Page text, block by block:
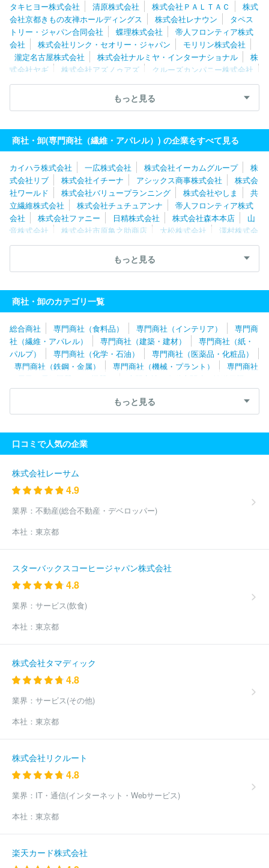
タキヒヨー株式会社 清原株式会社 株式会社ＰＡＬＴＡＣ
株式
会社京都きもの友禅ホールディングス
株式会社レナウン
タペス
トリー・ジャパン合同会社
蝶理株式会社
帝人フロンティア株式
会社
株式会社リンク・セオリー・ジャパン
モリリン株式会社
瀧定名古屋株式会社
株式会社ナルミヤ・インターナショナル
株
式会社ヤギ
株式会社アズノゥアズ
クルーズカンパニー株式会社
株式会社ＷＳＰ
八木兵株式会社 株式会社ナイガイ
リッツジ
丸眞株式会社 パシバ株式会社
クロスプラス株
式会社
メール
株式会社アラ 有限会社コスミックインフォリンク
株式
会社ハヤシゴ
もっと見る
商社・卸(専門商社（繊維・アパレル）) の企業をすべて見る
カイハラ株式会社 一広株式会社 株式会社イーカムグループ
株
式会社リブ
株式会社イチーナ アシックス商事株式会社
株式会
社ワールド
株式会社バリュープランニング 株式会社やしま
共
立繊維株式会社
株式会社チュチュアンナ
帝人フロンティア株式
会社
株式会社ファニー 日精株式会社 株式会社森本本店
山
音株式会社
株式会社市原亀之助商店 大松株式会社
澤村株式会
社
株式会社クラボウインターナショナル 京商株式会社
マルカ
株式会社ハヤシゴ
株式会社アスデ
ィック
リリン株式会社
株式会社ＷＳＰ 株式会社元廣
八木兵株式会
社
株式会社サンウェル
株式会社
瀧定名古屋株式会社
株式会社ＢＭホールディングス
パシバ株式会社
タビオ株式会社 丸眞株式会社
株式会社ヤ
ギ
株式会社ＰＡＬＴＡＣ 前多株式会社 ウライ株式会社
瀧
本株式会社
清原株式会社 クロスプラス株式会社
タキヒヨー株
タペストリー・ジャパン合同会社
株式会社アラ
株式会社ベイクルーズ 株式会社フジコウ
株式
会社ナイガイ
株式会社銀座ヨシノヤ
ングス
株式会社馬里奈 西川株式会社
株式会社リンク・セオリ
ー・ジャパン
株式会社プリンセストラヤ
ャパン株式会社
株式会社京都きもの友禅ホールディングス
会社アズノゥアズ
株式会社丸東 福助株式会社
株式会社エステ
ベック
伊豆義株式会社
ァレンティノジャパン株式会社
株式会社リボーンカンパニー
辺株式会社
株式会社古荘本店
本多タオル株
式会社
ほか(1850件)
もっと見る
商社・卸のカテゴリ一覧
総合商社 専門商社（食料品） 専門商社（インテリア）
専門商
社（繊維・アパレル）
専門商社（建築・建材）
専門商社（紙・
パルプ）
専門商社（化学・石油）
専門商社（医薬品・化粧品）
専門商社（鉄鋼・金属）
専門商社（機械・プラント）
専門商社
（電子・電気機器・OA機器）
専門商社（自動車関連・輸送用機
器）
専門商社（医療機器）
専門商社（文具・事務用品・日用
専門商社（スポーツ・レジャー用品） 専門商社（その他）
もっと見る
口コミで人気の企業
株式会社レーサム
4.9
業界： 不動産(総合不動産・デベロッパー)
本社： 東京都
スターバックスコーヒージャパン株式会社
4.8
業界： サービス(飲食)
本社： 東京都
株式会社タマディック
4.8
業界： サービス(その他)
本社： 東京都
株式会社リクルート
4.8
業界： IT・通信(インターネット・Webサービス)
本社： 東京都
楽天カード株式会社